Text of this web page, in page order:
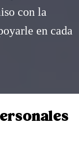
con la
en cada